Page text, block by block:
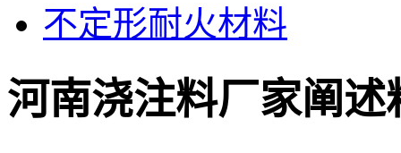
不定形耐火材料
河南浇注料厂家阐